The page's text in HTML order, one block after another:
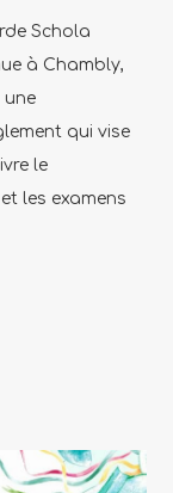
Schola
à Chambly,
une
qui vise
le
les examens